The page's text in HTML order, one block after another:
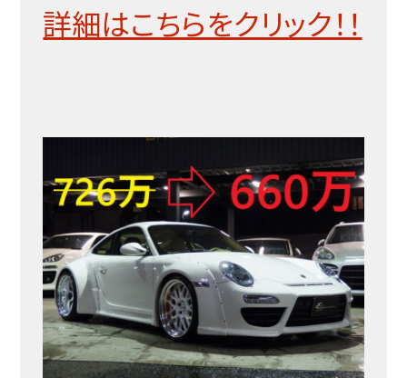
詳細はこちらをクリック！！